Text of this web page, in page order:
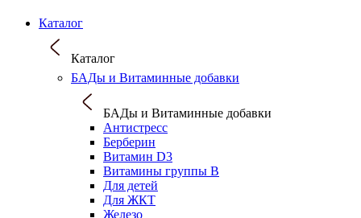
Каталог
Каталог
БАДы и Витаминные добавки
БАДы и Витаминные добавки
Антистресс
Берберин
Витамин D3
Витамины группы B
Для детей
Для ЖКТ
Железо